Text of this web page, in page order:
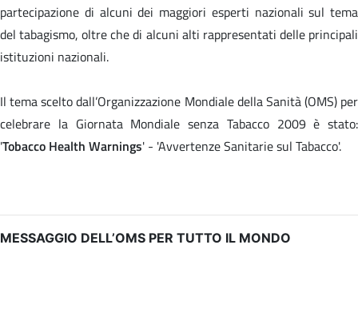
partecipazione di alcuni dei maggiori esperti nazionali sul tema
del tabagismo, oltre che di alcuni alti rappresentati delle principali
istituzioni nazionali.
Il tema scelto dall’Organizzazione Mondiale della Sanità (OMS) per
celebrare la Giornata Mondiale senza Tabacco 2009 è stato:
'Tobacco Health Warnings' - 'Avvertenze Sanitarie sul Tabacco'.
MESSAGGIO DELL’OMS PER TUTTO IL MONDO